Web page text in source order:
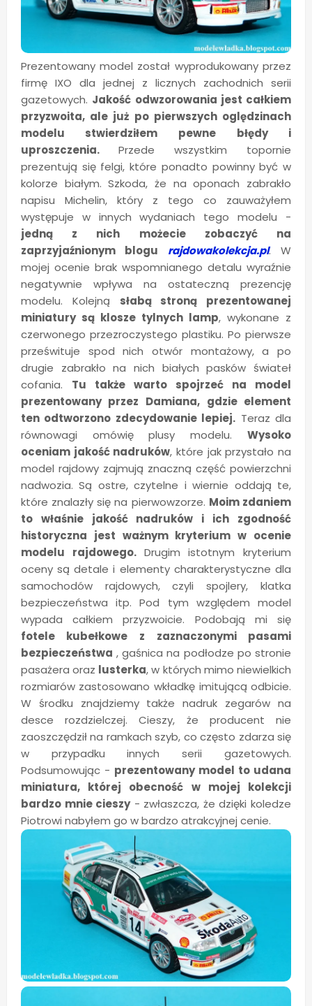
Prezentowany model został wyprodukowany przez
firmę IXO dla jednej z licznych zachodnich serii
gazetowych. Jakość odwzorowania jest całkiem
przyzwoita, ale już po pierwszych oględzinach
modelu stwierdziłem pewne błędy i
uproszczenia. Przede wszystkim topornie
prezentują się felgi, które ponadto powinny być w
kolorze białym. Szkoda, że na oponach zabrakło
napisu Michelin, który z tego co zauważyłem
występuje w innych wydaniach tego modelu -
jedną z nich możecie zobaczyć na
zaprzyjaźnionym blogu rajdowakolekcja.pl. W
mojej ocenie brak wspomnianego detalu wyraźnie
negatywnie wpływa na ostateczną prezencję
modelu. Kolejną słabą stroną prezentowanej
miniatury są klosze tylnych lamp, wykonane z
czerwonego przezroczystego plastiku. Po pierwsze
prześwituje spod nich otwór montażowy, a po
drugie zabrakło na nich białych pasków świateł
cofania. Tu także warto spojrzeć na model
prezentowany przez Damiana, gdzie element
ten odtworzono zdecydowanie lepiej. Teraz dla
równowagi omówię plusy modelu.Wysoko
oceniam jakość nadruków, które jak przystało na
model rajdowy zajmują znaczną część powierzchni
nadwozia. Są ostre, czytelne i wiernie oddają te,
które znalazły się na pierwowzorze. Moim zdaniem
to właśnie jakość nadruków i ich zgodność
historyczna jest ważnym kryterium w ocenie
modelu rajdowego. Drugim istotnym kryterium
oceny są detale i elementy charakterystyczne dla
samochodów rajdowych, czyli spojlery, klatka
bezpieczeństwa itp. Pod tym względem model
wypada całkiem przyzwoicie. Podobają mi się
fotele kubełkowe z zaznaczonymi pasami
bezpieczeństwa , gaśnica na podłodze po stronie
pasażera oraz lusterka, w których mimo niewielkich
rozmiarów zastosowano wkładkę imitującą odbicie.
W środku znajdziemy także nadruk zegarów na
desce rozdzielczej. Cieszy, że producent nie
zaoszczędził na ramkach szyb, co często zdarza się
w przypadku innych serii gazetowych.
Podsumowując - prezentowany model to udana
miniatura, której obecność w mojej kolekcji
bardzo mnie cieszy- zwłaszcza, że dzięki koledze
Piotrowi nabyłem go w bardzo atrakcyjnej cenie.